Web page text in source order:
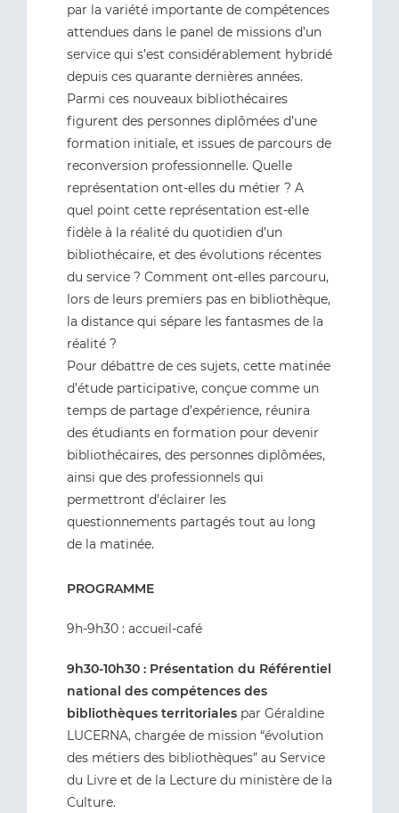
par la variété importante de compétences
attendues dans le panel de missions d’un
service qui s’est considérablement hybridé
depuis ces quarante dernières années.
Parmi ces nouveaux bibliothécaires
figurent des personnes diplômées d’une
formation initiale, et issues de parcours de
reconversion professionnelle. Quelle
représentation ont-elles du métier ? A
quel point cette représentation est-elle
fidèle à la réalité du quotidien d’un
bibliothécaire, et des évolutions récentes
du service ? Comment ont-elles parcouru,
lors de leurs premiers pas en bibliothèque,
la distance qui sépare les fantasmes de la
réalité ?
Pour débattre de ces sujets, cette matinée
d’étude participative, conçue comme un
temps de partage d’expérience, réunira
des étudiants en formation pour devenir
bibliothécaires, des personnes diplômées,
ainsi que des professionnels qui
permettront d’éclairer les
questionnements partagés tout au long
de la matinée.
PROGRAMME
9h-9h30 : accueil-café
9h30-10h30 : Présentation du Référentiel
national des compétences des
bibliothèques territoriales par Géraldine
LUCERNA, chargée de mission “évolution
des métiers des bibliothèques” au Service
du Livre et de la Lecture du ministère de la
Culture.